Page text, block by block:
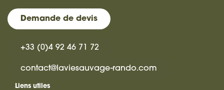
Demande de devis
+33 (0)4 92 46 71 72
contact@laviesauvage-rando.com
Liens utiles